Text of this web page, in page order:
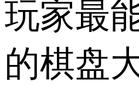
玩家最
的棋盘